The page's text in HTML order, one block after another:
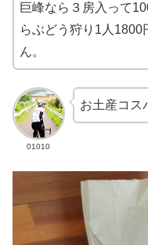
巨峰なら３房入って
らぶどう狩り1人1800
ん。
01010
お土産コス